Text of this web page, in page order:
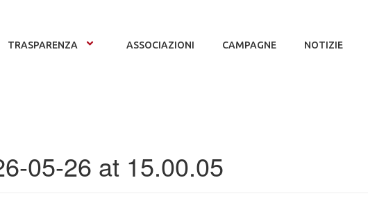
TRASPARENZA ASSOCIAZIONI CAMPAGNE NOTIZIE
05-26 at 15.00.05